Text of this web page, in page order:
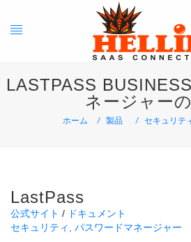
Toggle
navigation
LASTPASS
ネージャー
ホーム 製品 セキュリテ
LastPass
公式サイト
ドキュメント
セキュリティ
パスワードマネージャー